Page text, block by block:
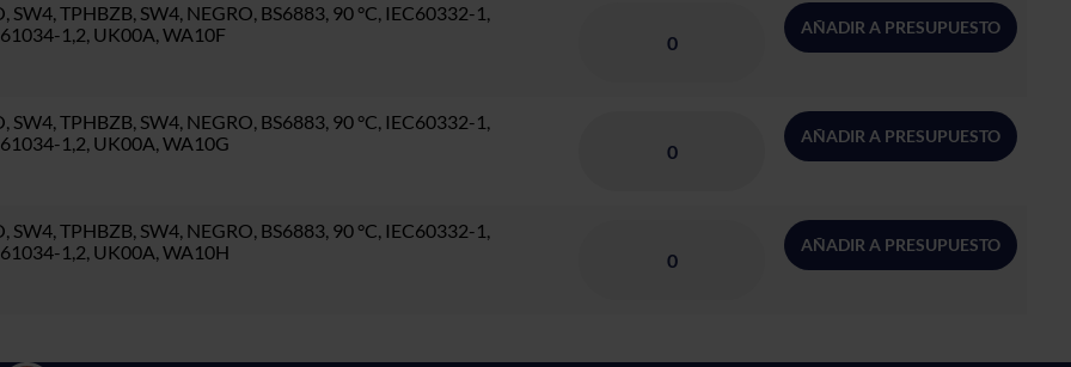
SW4, TPHBZB, SW4, NEGRO, BS6883, 90 °C, IEC60332-1,
1,2, UK00A, WA10F
AÑADIR A PRESUPUESTO
SW4, TPHBZB, SW4, NEGRO, BS6883, 90 °C, IEC60332-1,
1,2, UK00A, WA10G
AÑADIR A PRESUPUESTO
SW4, TPHBZB, SW4, NEGRO, BS6883, 90 °C, IEC60332-1,
1,2, UK00A, WA10H
AÑADIR A PRESUPUESTO